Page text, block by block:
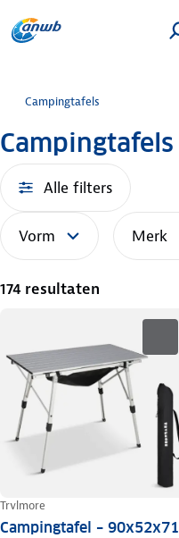
Campingtafels
Campingtafels
Alle filters
Vorm Merk
174 resultaten
Trvlmore
Campingtafel – 90x52x71